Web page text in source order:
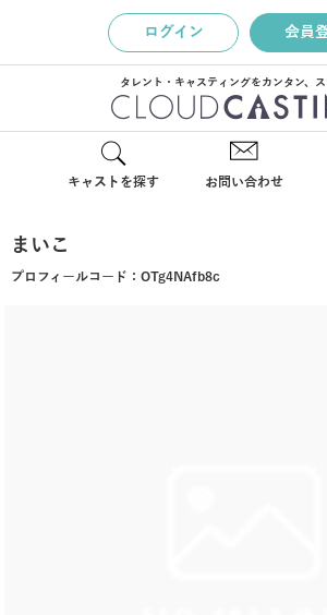
ログイン 会員
タレント・キャスティングをカンタン、
キャストを探す お問い合わせ
まいこ
プロフィールコード： OTg4NAfb8c